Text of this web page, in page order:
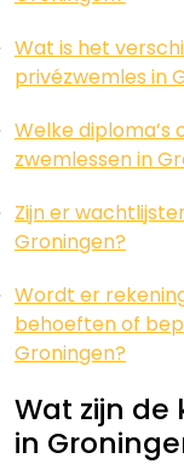
Wat is het
privézwemles in
Welke
zwemlessen in
Zijn er
Groningen?
Wordt er
behoeften of
Groningen?
Wat zijn de
in